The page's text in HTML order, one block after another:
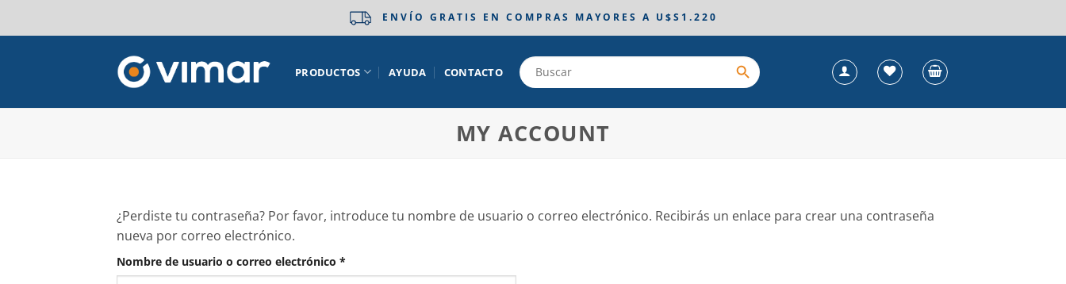
ENVÍO GRATIS EN COMPRAS MAYORES A U$S1.220
PRODUCTOS AYUDA CONTACTO
MY ACCOUNT
¿Perdiste tu contraseña? Por favor, introduce tu nombre de usuario o correo electrónico. Recibirás un enlace para crear una contraseña
nueva por correo electrónico.
Nombre de usuario o correo electrónico *Obligatorio